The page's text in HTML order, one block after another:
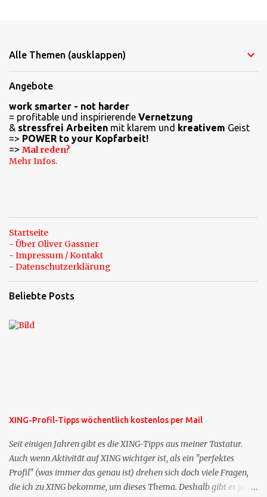
m
n
t
a
r
e
Alle Themen (ausklappen)
Angebote
work smarter - not harder
= profitable und inspirierende Vernetzung
& stressfrei Arbeiten mit klarem und kreativem Geist
=> POWER to your Kopfarbeit!
=> Mal reden?
Mehr Infos.
Startseite
- Über Oliver Gassner
- Impressum / Kontakt
- Datenschutzerklärung
Beliebte Posts
XING-Profil-Tipps wöchentlich kostenlos per Mail
Seit einigen Jahren gibt es die XING-Tipps aus meiner Tastatur.
Auch wenn Aktivität auf XING wichtger ist, als ein "perfektes
Profil" (was immer das genau ist) drehen sich doch viele Fragen,
die ich zu XING bekomme, um dieses Thema. Deshalb gibt es jetzt